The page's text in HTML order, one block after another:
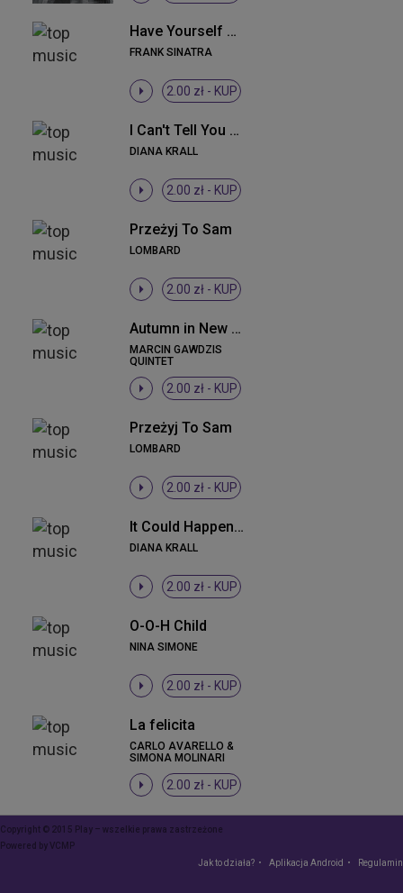
Have Yourself A Merry Little Christmas (Album Version)
FRANK SINATRA
2.00 zł - KUP
I Can't Tell You Why
DIANA KRALL
2.00 zł - KUP
Przeżyj To Sam
LOMBARD
2.00 zł - KUP
Autumn in New York feat. Bukowski, Sowiński, Łukowski & Sadowski (Instrumental)
MARCIN GAWDZIS
QUINTET
2.00 zł - KUP
Przeżyj To Sam
LOMBARD
2.00 zł - KUP
It Could Happen To You
DIANA KRALL
2.00 zł - KUP
O-O-H Child
NINA SIMONE
2.00 zł - KUP
La felicita
CARLO AVARELLO &
SIMONA MOLINARI
2.00 zł - KUP
Copyright © 2015 Play – wszelkie prawa zastrzeżone
Powered byVCMP
Jak to działa?
Aplikacja Android Regulamin